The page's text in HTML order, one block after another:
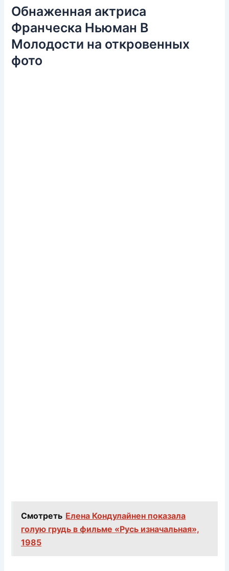
Обнаженная актриса
Франческа Ньюман В
Молодости на откровенных
фото
Смотреть Елена Кондулайнен показала
голую грудь в фильме «Русь изначальная»,
1985